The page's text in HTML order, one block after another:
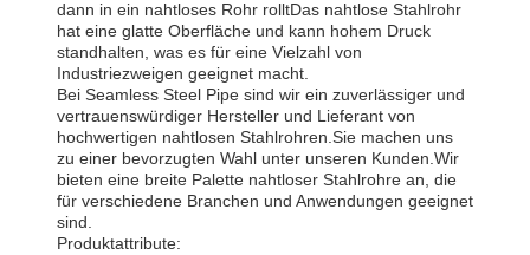
dann in ein nahtloses Rohr rolltDas nahtlose Stahlrohr
hat eine glatte Oberfläche und kann hohem Druck
standhalten, was es für eine Vielzahl von
Industriezweigen geeignet macht.
Bei Seamless Steel Pipe sind wir ein zuverlässiger und
vertrauenswürdiger Hersteller und Lieferant von
hochwertigen nahtlosen Stahlrohren.Sie machen uns
zu einer bevorzugten Wahl unter unseren Kunden.Wir
bieten eine breite Palette nahtloser Stahlrohre an, die
für verschiedene Branchen und Anwendungen geeignet
sind.
Produktattribute: